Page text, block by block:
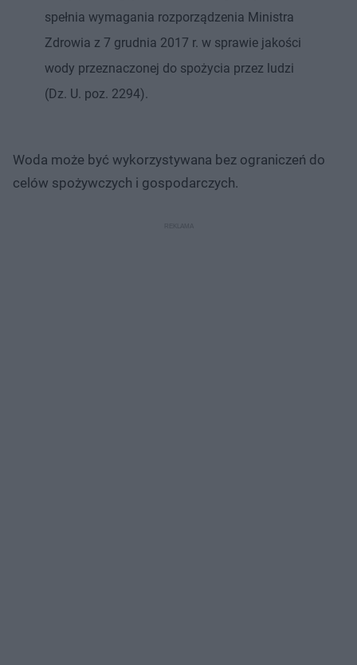
spełnia wymagania rozporządzenia Ministra
Zdrowia z 7 grudnia 2017 r. w sprawie jakości
wody przeznaczonej do spożycia przez ludzi
(Dz. U. poz. 2294).
Woda może być wykorzystywana bez ograniczeń do
celów spożywczych i gospodarczych.